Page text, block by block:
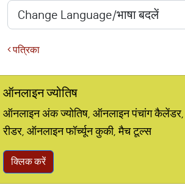
पत्रिका
ऑनलाइन ज्योतिष
ऑनलाइन अंक ज्योतिष, ऑनलाइन पंचांग कैलेंडर,
रीडर, ऑनलाइन फॉर्च्यून कुकी, मैच टूल्स
क्लिक करें